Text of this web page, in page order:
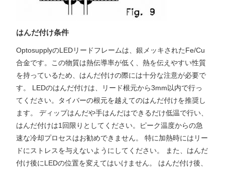
はんだ付け条件
OptosupplyのLEDリードフレームは、銀メッキされたFe/Cu
合金です。この物質は熱伝導率が低く、熱を伝えやすい性質
を持っているため、はんだ付けの際には十分な注意が必要で
す。 LEDのはんだ付けは、リード根元から3mm以内で行っ
てください。タイバーの根元を越えてのはんだ付けを推奨し
ます。 ディップはんだや手はんだはできるだけ低温で行い、
はんだ付けは1回限りとしてください。ピーク温度からの急
速な冷却プロセスはお勧めできません。 特に加熱時にはリー
ドにストレスを与えないようにしてください。 また、はんだ
付け後にLEDの位置を変えてはいけません。 はんだ付け後、